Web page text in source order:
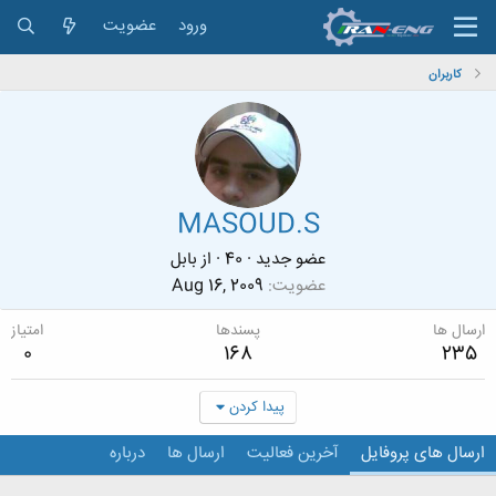
ورود عضویت
کاربران
MASOUD.S
عضو جدید ·
· از بابل
عضویت Aug 16, 2009
ارسال ها
235
پسندها
168
امتیاز
0
پیدا کردن
ارسال های پروفایل آخرین فعالیت ارسال ها درباره